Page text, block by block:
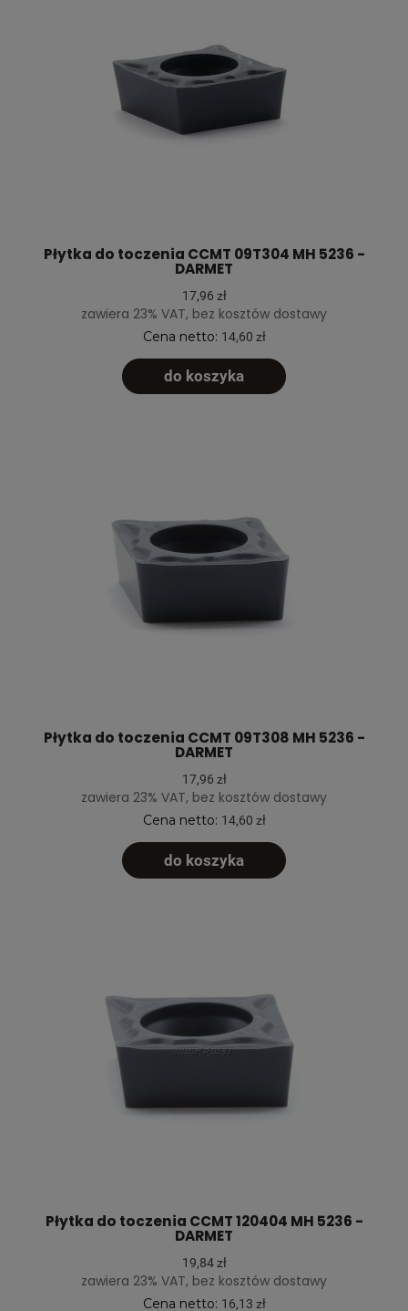
Płytka do toczenia CCMT 09T304 MH 5236 -
DARMET
17,96 zł
zawiera 23% VAT, bez kosztów dostawy
Cena netto: 14,60 zł
do koszyka
Płytka do toczenia CCMT 09T308 MH 5236 -
DARMET
17,96 zł
zawiera 23% VAT, bez kosztów dostawy
Cena netto: 14,60 zł
do koszyka
Płytka do toczenia CCMT 120404 MH 5236 -
DARMET
19,84 zł
zawiera 23% VAT, bez kosztów dostawy
Cena netto: 16,13 zł